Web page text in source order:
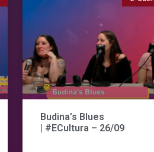
Budina’s Blues
| #ECultura – 26/09